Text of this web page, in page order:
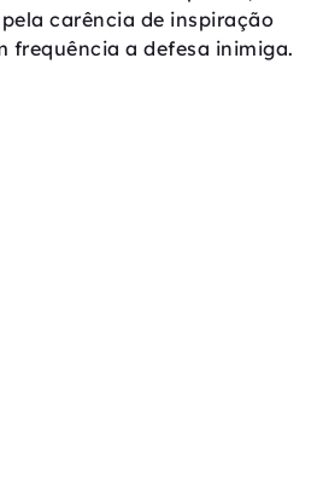
carência de inspiração
frequência a defesa inimiga.